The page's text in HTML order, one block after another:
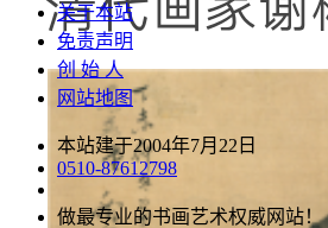
关于本站
免责声明
创 始 人
网站地图
本站建于2004年7月22日
0510-87612798
做最专业的书画艺术权威网站！